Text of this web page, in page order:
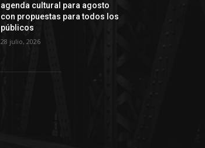
agenda cultural para agosto
con propuestas para todos los
públicos
28 julio, 2026